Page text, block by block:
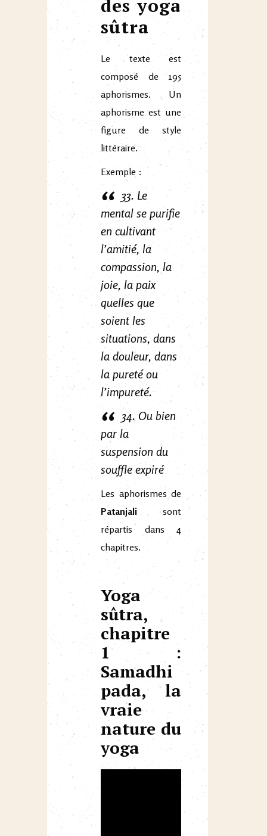
des yoga
sûtra
Le texte est
composé de 195
aphorismes. Un
aphorisme est une
figure de style
littéraire.
Exemple :
33. Le
mental se purifie
en cultivant
l’amitié, la
compassion, la
joie, la paix
quelles que
soient les
situations, dans
la douleur, dans
la pureté ou
l’impureté.
34. Ou bien
par la
suspension du
souffle expiré
Les aphorismes de
Patanjalisont
répartis dans 4
chapitres.
Yoga
sûtra,
chapitre
1 :
Samadhi
pada, la
vraie
nature du
yoga